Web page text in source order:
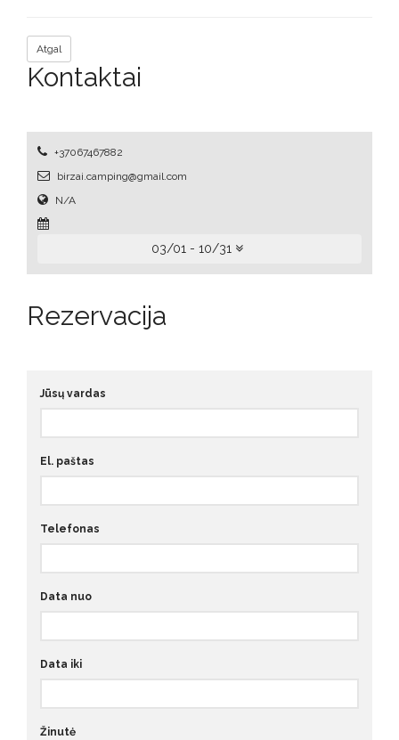
Atgal
Kontaktai
+37067467882
birzai.camping@gmail.com
N/A
03/01 - 10/31
Rezervacija
Jūsų vardas
El. paštas
Telefonas
Data nuo
Data iki
Žinutė